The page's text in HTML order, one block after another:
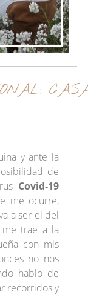
y ante la
de
Covid-19
me ocurre,
a ser el del
trae a la
con mis
no nos
hablo de
recorridos y